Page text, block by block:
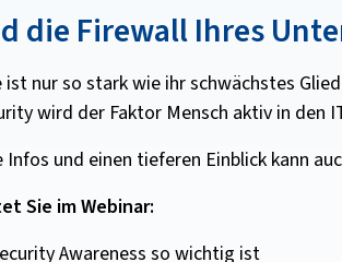
die Firewall Ihres
nur so stark wie ihr schwächstes
wird der Faktor Mensch aktiv in den
Infos und einen tieferen Einblick kann
Sie im Webinar:
Awareness so wichtig ist